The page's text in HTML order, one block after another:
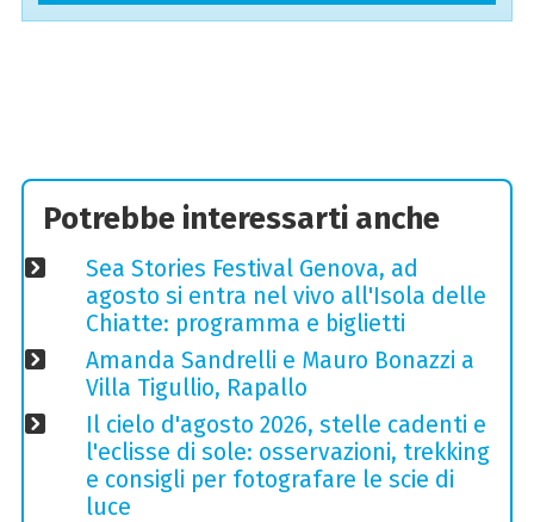
Potrebbe interessarti anche
Sea Stories Festival Genova, ad
agosto si entra nel vivo all'Isola delle
Chiatte: programma e biglietti
Amanda Sandrelli e Mauro Bonazzi a
Villa Tigullio, Rapallo
Il cielo d'agosto 2026, stelle cadenti e
l'eclisse di sole: osservazioni, trekking
e consigli per fotografare le scie di
luce